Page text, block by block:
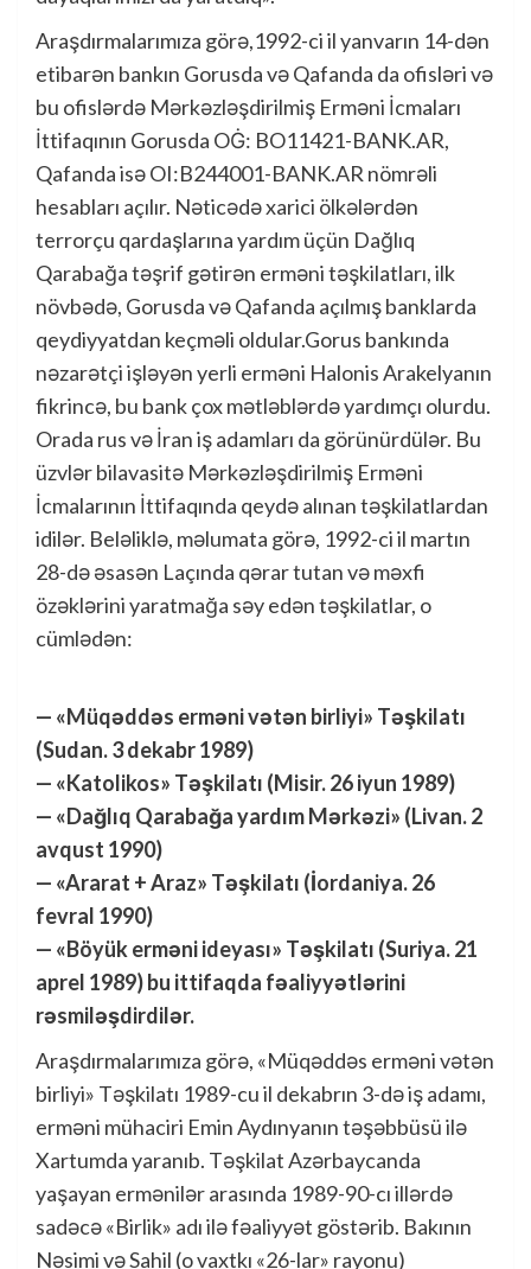
Araşdırmalarımıza görə,1992-ci il yanvarın 14-dən
etibarən bankın Gorusda və Qafanda da ofisləri və
bu ofislərdə Mərkəzləşdirilmiş Erməni İcmaları
İttifaqının Gorusda OĠ: BO11421-BANK.AR,
Qafanda isə OI:B244001-BANK.AR nömrəli
hesabları açılır. Nəticədə xarici ölkələrdən
terrorçu qardaşlarına yardım üçün Dağlıq
Qarabağa təşrif gətirən erməni təşkilatları, ilk
növbədə, Gorusda və Qafanda açılmış banklarda
qeydiyyatdan keçməli oldular.Gorus bankında
nəzarətçi işləyən yerli erməni Halonis Arakelyanın
fikrincə, bu bank çox mətləblərdə yardımçı olurdu.
Orada rus və İran iş adamları da görünürdülər. Bu
üzvlər bilavasitə Mərkəzləşdirilmiş Erməni
İcmalarının İttifaqında qeydə alınan təşkilatlardan
idilər. Beləliklə, məlumata görə, 1992-ci il martın
28-də əsasən Laçında qərar tutan və məxfi
özəklərini yaratmağa səy edən təşkilatlar, o
cümlədən:
— «Müqəddəs erməni vətən birliyi» Təşkilatı
(Sudan. 3 dekabr 1989)
— «Katolikos» Təşkilatı (Misir. 26 iyun 1989)
— «Dağlıq Qarabağa yardım Mərkəzi» (Livan. 2
avqust 1990)
— «Ararat + Araz» Təşkilatı (İordaniya. 26
fevral 1990)
— «Böyük erməni ideyası» Təşkilatı (Suriya. 21
aprel 1989) bu ittifaqda fəaliyyətlərini
rəsmiləşdirdilər.
Araşdırmalarımıza görə, «Müqəddəs erməni vətən
birliyi» Təşkilatı 1989-cu il dekabrın 3-də iş adamı,
erməni mühaciri Emin Aydınyanın təşəbbüsü ilə
Xartumda yaranıb. Təşkilat Azərbaycanda
yaşayan ermənilər arasında 1989-90-cı illərdə
sadəcə «Birlik» adı ilə fəaliyyət göstərib. Bakının
Nəsimi və Sahil (o vaxtkı «26-lar» rayonu)